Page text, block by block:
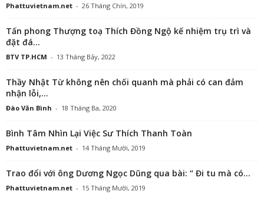
Phattuvietnam.net - 26 Tháng Chín, 2019
Tấn phong Thượng toạ Thích Đồng Ngộ kế nhiệm trụ trì và
đặt đá...
BTV TP.HCM - 13 Tháng Bảy, 2022
Thầy Nhật Từ không nên chối quanh mà phải có can đảm
nhận lỗi,...
Đào Văn Bình - 18 Tháng Ba, 2020
Bình Tâm Nhìn Lại Việc Sư Thích Thanh Toàn
Phattuvietnam.net - 14 Tháng Mười, 2019
Trao đổi với ông Dương Ngọc Dũng qua bài: “ Đi tu mà có...
Phattuvietnam.net - 15 Tháng Mười, 2019